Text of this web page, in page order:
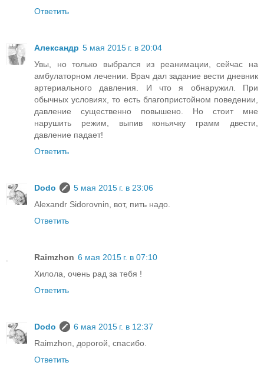
Ответить
Александр 5 мая 2015 г. в 20:04
Увы, но только выбрался из реанимации, сейчас на
амбулаторном лечении. Врач дал задание вести дневник
артериального давления. И что я обнаружил. При
обычных условиях, то есть благопристойном поведении,
давление существенно повышено. Но стоит мне
нарушить режим, выпив коньячку грамм двести,
давление падает!
Ответить
Dodo
5 мая 2015 г. в 23:06
Alexandr Sidorovnin, вот, пить надо.
Ответить
Raimzhon 6 мая 2015 г. в 07:10
Хилола, очень рад за тебя !
Ответить
Dodo
6 мая 2015 г. в 12:37
Raimzhon, дорогой, спасибо.
Ответить